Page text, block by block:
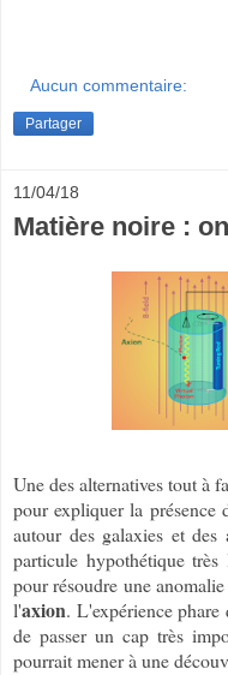
Aucun commentaire:
Partager
11/04/18
Matière noire :
Une des alternatives tout à
pour expliquer la présence
autour des galaxies et des
particule hypothétique
pour résoudre une
l'axion. L'expérience
de passer un cap très
pourrait mener à une